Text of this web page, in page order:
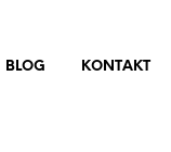
BLOG KONTAKT